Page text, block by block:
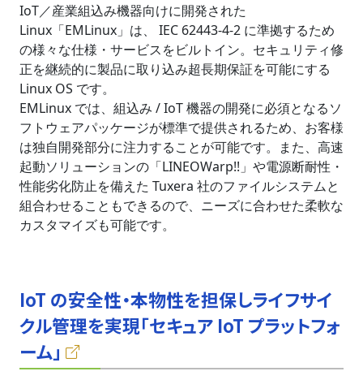
IoT／産業組込み機器向けに開発された
Linux「EMLinux」は、 IEC 62443-4-2 に準拠するため
の様々な仕様・サービスをビルトイン。セキュリティ修
正を継続的に製品に取り込み超長期保証を可能にする
Linux OS です。
EMLinux では、組込み / IoT 機器の開発に必須となるソ
フトウェアパッケージが標準で提供されるため、お客様
は独自開発部分に注力することが可能です。また、高速
起動ソリューションの「LINEOWarp!!」や電源断耐性・
性能劣化防止を備えた Tuxera 社のファイルシステムと
組合わせることもできるので、ニーズに合わせた柔軟な
カスタマイズも可能です。
IoT の安全性・本物性を担保しライフサイ
クル管理を実現「セキュア IoT プラットフォ
ーム」